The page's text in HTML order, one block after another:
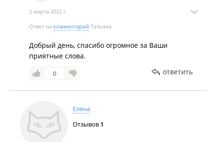
2 марта 2022 г.
Ответ на комментарий Татьяна
Добрый день, спасибо огромное за Ваши
приятные слова.
0 ответить
Елена
Отзывов 1